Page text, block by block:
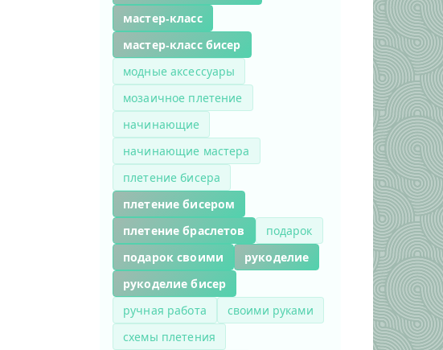
мастер-класс
мастер-класс бисер
модные аксессуары
мозаичное плетение
начинающие
начинающие мастера
плетение бисера
плетение бисером
плетение браслетов
подарок
подарок своими
рукоделие
рукоделие бисер
ручная работа
своими руками
схемы плетения